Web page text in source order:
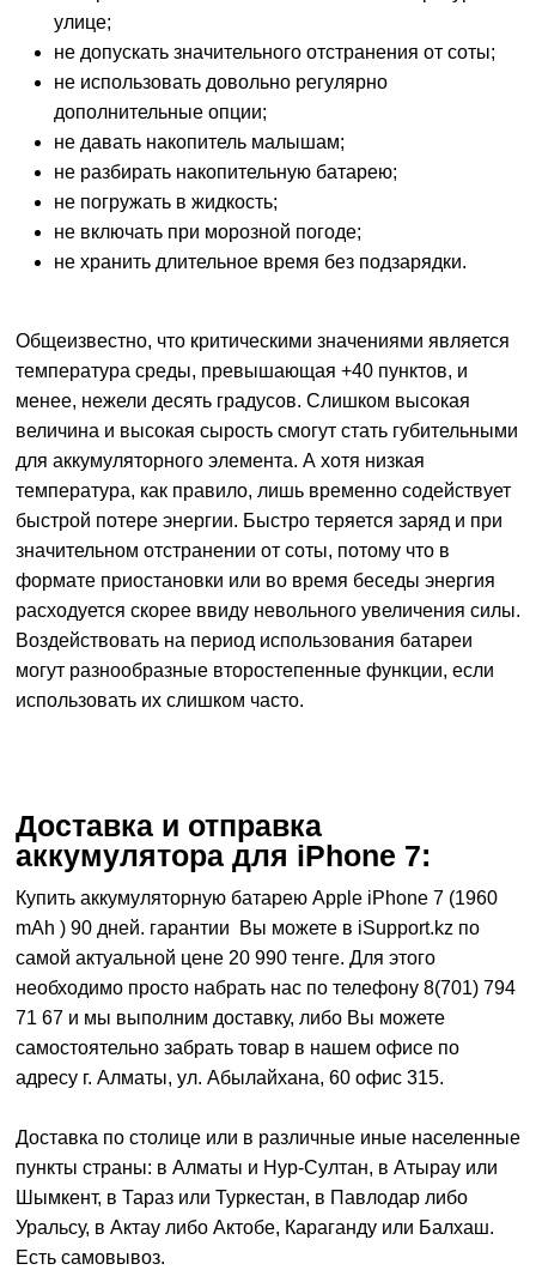
улице;
не допускать значительного отстранения от соты;
не использовать довольно регулярно
дополнительные опции;
не давать накопитель малышам;
не разбирать накопительную батарею;
не погружать в жидкость;
не включать при морозной погоде;
не хранить длительное время без подзарядки.
Общеизвестно, что критическими значениями является
температура среды, превышающая +40 пунктов, и
менее, нежели десять градусов. Слишком высокая
величина и высокая сырость смогут стать губительными
для аккумуляторного элемента. А хотя низкая
температура, как правило, лишь временно содействует
быстрой потере энергии. Быстро теряется заряд и при
значительном отстранении от соты, потому что в
формате приостановки или во время беседы энергия
расходуется скорее ввиду невольного увеличения силы.
Воздействовать на период использования батареи
могут разнообразные второстепенные функции, если
использовать их слишком часто.
Доставка и отправка
аккумулятора для iPhone 7:
Купить аккумуляторную батарею Apple iPhone 7 (1960
mAh ) 90 дней. гарантии Вы можете в iSupport.kz по
самой актуальной цене 20 990 тенге. Для этого
необходимо просто набрать нас по телефону 8(701) 794
71 67 и мы выполним доставку, либо Вы можете
самостоятельно забрать товар в нашем офисе по
адресу г. Алматы, ул. Абылайхана, 60 офис 315.
Доставка по столице или в различные иные населенные
пункты страны: в Алматы и Нур-Султан, в Атырау или
Шымкент, в Тараз или Туркестан, в Павлодар либо
Уральсу, в Актау либо Актобе, Караганду или Балхаш.
Есть самовывоз.